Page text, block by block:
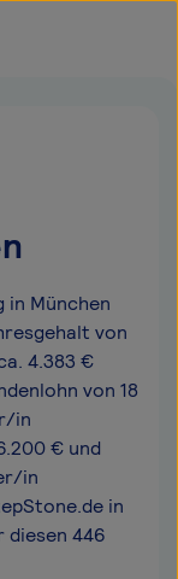
München
von
4.383 €
von 18
in
€ und
in
in
diesen 446